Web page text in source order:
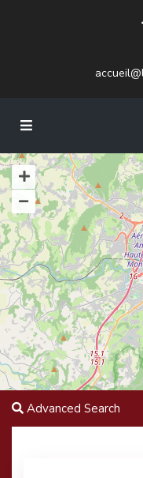
Advanced Search